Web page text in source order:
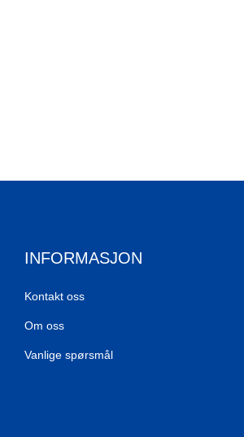
INFORMASJON
Kontakt oss
Om oss
Vanlige spørsmål